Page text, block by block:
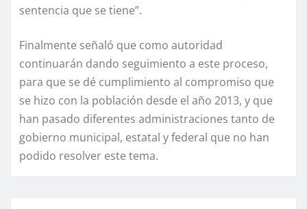
sentencia que se tiene”.
Finalmente señaló que como autoridad
continuarán dando seguimiento a este proceso,
para que se dé cumplimiento al compromiso que
se hizo con la población desde el año 2013, y que
han pasado diferentes administraciones tanto de
gobierno municipal, estatal y federal que no han
podido resolver este tema.